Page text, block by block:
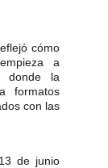
cómo
a
donde la
formatos
con las
de junio